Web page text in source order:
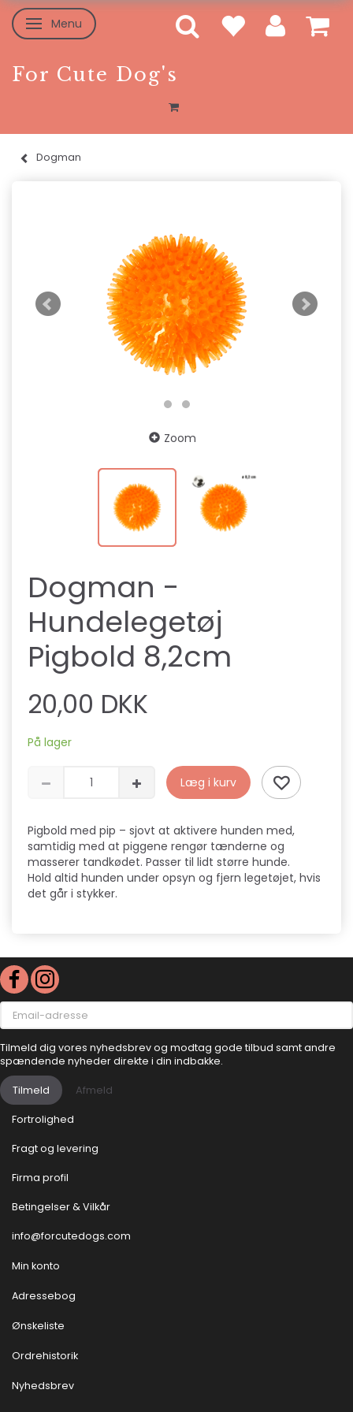
Skifte navigation
Menu
For Cute Dog's
Dogman
Zoom
Dogman -
Hundelegetøj
Pigbold 8,2cm
20,00 DKK
På lager
Læg i kurv
Pigbold med pip – sjovt at aktivere hunden med,
samtidig med at piggene rengør tænderne og
masserer tandkødet. Passer til lidt større hunde.
Hold altid hunden under opsyn og fjern legetøjet, hvis
det går i stykker.
Email-
adresse
Tilmeld dig vores nyhedsbrev og modtag gode tilbud samt andre
spændende nyheder direkte i din indbakke.
Tilmeld Afmeld
Fortrolighed
Fragt og levering
Firma profil
Betingelser & Vilkår
info@forcutedogs.com
Min konto
Adressebog
Ønskeliste
Ordrehistorik
Nyhedsbrev